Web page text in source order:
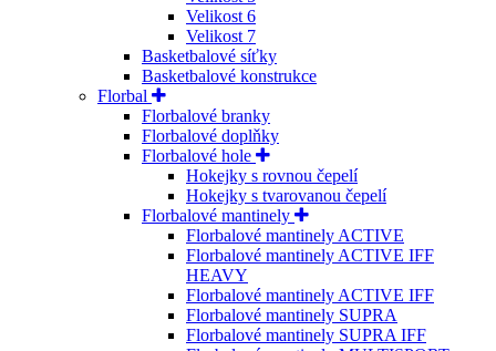
Velikost 6
Velikost 7
Basketbalové síťky
Basketbalové konstrukce
Florbal
Florbalové branky
Florbalové doplňky
Florbalové hole
Hokejky s rovnou čepelí
Hokejky s tvarovanou čepelí
Florbalové mantinely
Florbalové mantinely ACTIVE
Florbalové mantinely ACTIVE IFF
HEAVY
Florbalové mantinely ACTIVE IFF
Florbalové mantinely SUPRA
Florbalové mantinely SUPRA IFF